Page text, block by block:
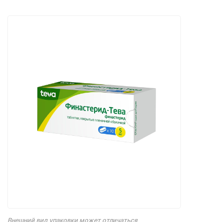
Внешний вид упаковки может отличаться